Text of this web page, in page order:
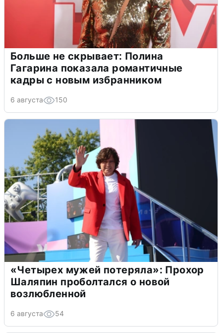
Больше не скрывает: Полина
Гагарина показала романтичные
кадры с новым избранником
6 августа 150
«Четырех мужей потеряла»: Прохор
Шаляпин проболтался о новой
возлюбленной
6 августа 54